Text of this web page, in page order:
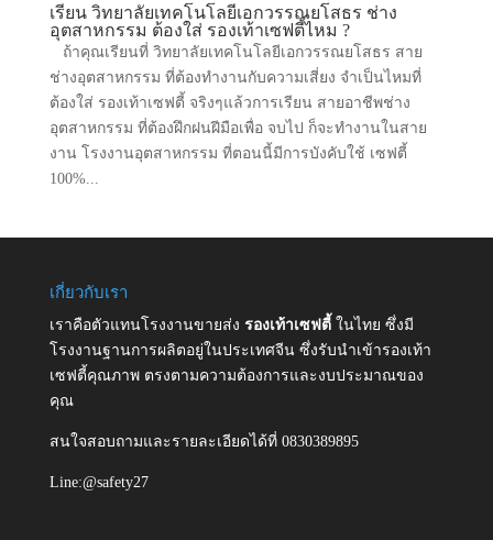
เรียน วิทยาลัยเทคโนโลยีเอกวรรณยโสธร ช่าง
อุตสาหกรรม ต้องใส่ รองเท้าเซฟตี้ไหม ?
ถ้าคุณเรียนที่ วิทยาลัยเทคโนโลยีเอกวรรณยโสธร สาย
ช่างอุตสาหกรรม ที่ต้องทำงานกับความเสี่ยง จำเป็นไหมที่
ต้องใส่ รองเท้าเซฟตี้ จริงๆแล้วการเรียน สายอาชีพช่าง
อุตสาหกรรม ที่ต้องฝึกฝนฝีมือเพื่อ จบไป ก็จะทำงานในสาย
งาน โรงงานอุตสาหกรรม ที่ตอนนี้มีการบังคับใช้ เซฟตี้
100%...
เกี่ยวกับเรา
เราคือตัวแทนโรงงานขายส่ง รองเท้าเซฟตี้ ในไทย ซึ่งมี
โรงงานฐานการผลิตอยู่ในประเทศจีน ซึ่งรับนำเข้ารองเท้า
เซฟตี้คุณภาพ ตรงตามความต้องการและงบประมาณของ
คุณ
สนใจสอบถามและรายละเอียดได้ที่ 0830389895
Line:@safety27